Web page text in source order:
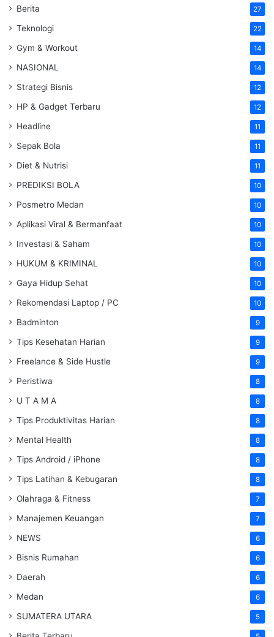
Berita 27
Teknologi 22
Gym & Workout 14
NASIONAL 14
Strategi Bisnis 12
HP & Gadget Terbaru 12
Headline 11
Sepak Bola 11
Diet & Nutrisi 11
PREDIKSI BOLA 10
Posmetro Medan 10
Aplikasi Viral & Bermanfaat 10
Investasi & Saham 10
HUKUM & KRIMINAL 10
Gaya Hidup Sehat 10
Rekomendasi Laptop / PC 10
Badminton 9
Tips Kesehatan Harian 9
Freelance & Side Hustle 9
Peristiwa 8
U T A M A 8
Tips Produktivitas Harian 8
Mental Health 8
Tips Android / iPhone 8
Tips Latihan & Kebugaran 8
Olahraga & Fitness 7
Manajemen Keuangan 7
NEWS 6
Bisnis Rumahan 6
Daerah 6
Medan 6
SUMATERA UTARA 5